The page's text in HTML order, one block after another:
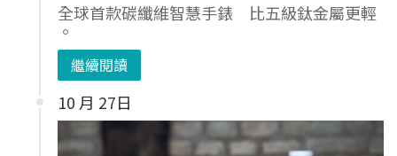
全球首款碳纖維智慧手錶 比五級鈦金屬更輕
。
繼續閱讀
10 月 27日